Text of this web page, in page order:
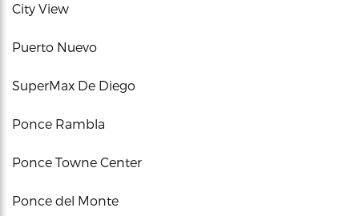
City View
Puerto Nuevo
SuperMax De Diego
Ponce Rambla
Ponce Towne Center
Ponce del Monte